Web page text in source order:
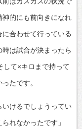
的にも前向きになれ
合わせて行っている
は試合が決まったら
して×キロまで持って
たです。
けるでしょうってい
れなかったです」